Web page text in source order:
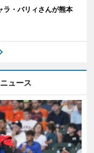
ラ・バリィさんが熊本
ュース